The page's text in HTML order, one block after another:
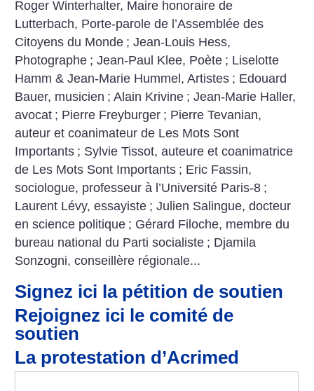
Roger Winterhalter, Maire honoraire de
Lutterbach, Porte-parole de l’Assemblée des
Citoyens du Monde ; Jean-Louis Hess,
Photographe ; Jean-Paul Klee, Poète ; Liselotte
Hamm & Jean-Marie Hummel, Artistes ; Edouard
Bauer, musicien ; Alain Krivine ; Jean-Marie Haller,
avocat ; Pierre Freyburger ; Pierre Tevanian,
auteur et coanimateur de Les Mots Sont
Importants ; Sylvie Tissot, auteure et coanimatrice
de Les Mots Sont Importants ; Eric Fassin,
sociologue, professeur à l’Université Paris-8 ;
Laurent Lévy, essayiste ; Julien Salingue, docteur
en science politique ; Gérard Filoche, membre du
bureau national du Parti socialiste ; Djamila
Sonzogni, conseillère régionale...
Signez ici la pétition de soutien
Rejoignez ici le comité de
soutien
La protestation d’Acrimed